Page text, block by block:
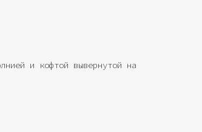
и кофтой вывернутой на